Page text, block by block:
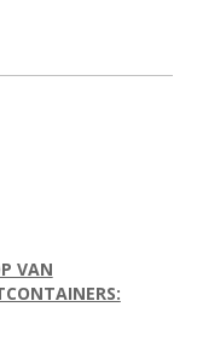
VAN